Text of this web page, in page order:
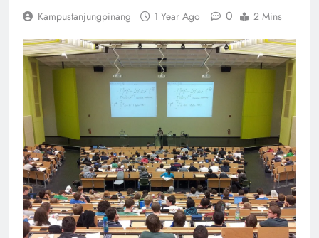
Kampustanjungpinang 1 Year Ago 0 2 Mins